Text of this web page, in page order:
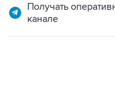
Получать
канале